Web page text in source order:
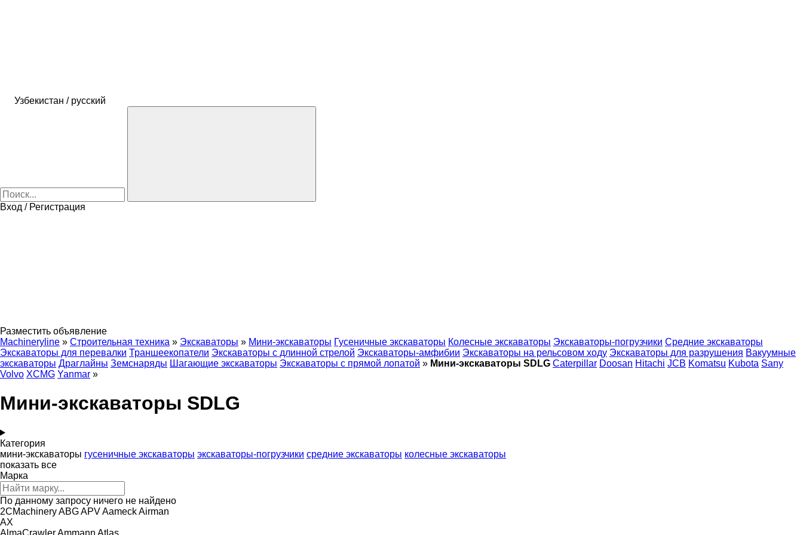
Узбекистан / русский
Вход / Регистрация
Разместить объявление
Machineryline » Строительная техника » Экскаваторы » Мини-экскаваторы Гусеничные экскаваторы Колесные экскаваторы Экскаваторы-погрузчики Средние экскаваторы
Экскаваторы для перевалки Траншеекопатели Экскаваторы с длинной стрелой Экскаваторы-амфибии Экскаваторы на рельсовом ходу Экскаваторы для разрушения Вакуумные
экскаваторы Драглайны Земснаряды Шагающие экскаваторы Экскаваторы с прямой лопатой » Мини-экскаваторы SDLG Caterpillar Doosan Hitachi JCB Komatsu Kubota Sany
Volvo XCMG Yanmar »
Мини-экскаваторы SDLG
Категория
мини-экскаваторы гусеничные экскаваторы экскаваторы-погрузчики средние экскаваторы колесные экскаваторы
показать все
Марка
По данному запросу ничего не найдено
2CMachineryABGAPVAameckAirman
AX
AlmaCrawler Ammann Atlas